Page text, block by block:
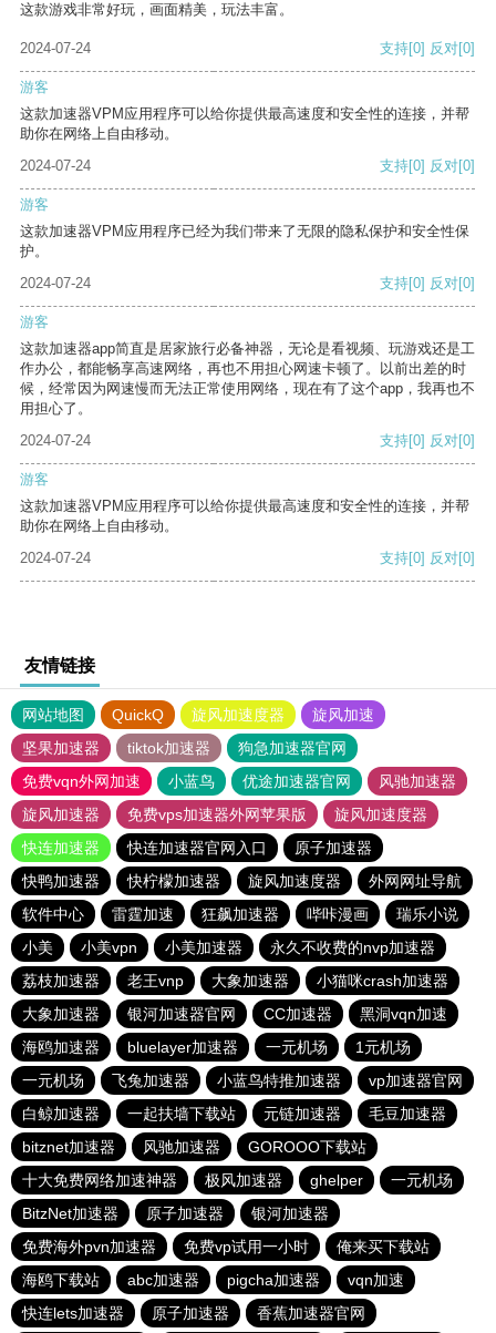
这款游戏非常好玩，画面精美，玩法丰富。
2024-07-24 支持[0] 反对[0]
游客
这款加速器VPM应用程序可以给你提供最高速度和安全性的连接，并帮
助你在网络上自由移动。
2024-07-24
支持[0] 反对[0]
游客
这款加速器VPM应用程序已经为我们带来了无限的隐私保护和安全性保
护。
2024-07-24
支持[0] 反对[0]
游客
这款加速器app简直是居家旅行必备神器，无论是看视频、玩游戏还是工
作办公，都能畅享高速网络，再也不用担心网速卡顿了。以前出差的时
候，经常因为网速慢而无法正常使用网络，现在有了这个app，我再也不
用担心了。
2024-07-24
支持[0] 反对[0]
游客
这款加速器VPM应用程序可以给你提供最高速度和安全性的连接，并帮
助你在网络上自由移动。
2024-07-24
支持[0] 反对[0]
友情链接
网站地图 QuickQ 旋风加速度器
旋风加速
坚果加速器
tiktok加速器
狗急加速器官网
免费vqn外网加速
小蓝鸟 优途加速器官网
风驰加速器
旋风加速器
免费vps加速器外网苹果版
旋风加速度器
快连加速器
快连加速器官网入口
原子加速器
快鸭加速器
快柠檬加速器 旋风加速度器
外网网址导航
软件中心
雷霆加速 狂飙加速器 哔咔漫画
瑞乐小说
小美
小美vpn 小美加速器
永久不收费的nvp加速器
荔枝加速器
老王vnp 大象加速器
小猫咪crash加速器
大象加速器
银河加速器官网 CC加速器
黑洞vqn加速
海鸥加速器
bluelayer加速器 一元机场
1元机场
一元机场
飞兔加速器 小蓝鸟特推加速器
vp加速器官网
白鲸加速器
一起扶墙下载站 元链加速器
毛豆加速器
bitznet加速器
风驰加速器
GOROOO下载站
十大免费网络加速神器
极风加速器 ghelper
一元机场
BitzNet加速器
原子加速器
银河加速器
免费海外pvn加速器
免费vp试用一小时
俺来买下载站
海鸥下载站
abc加速器 pigcha加速器
vqn加速
快连lets加速器
原子加速器 香蕉加速器官网